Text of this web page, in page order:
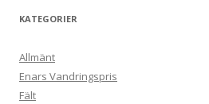
KATEGORIER
Allmänt
Enars Vandringspris
Fält